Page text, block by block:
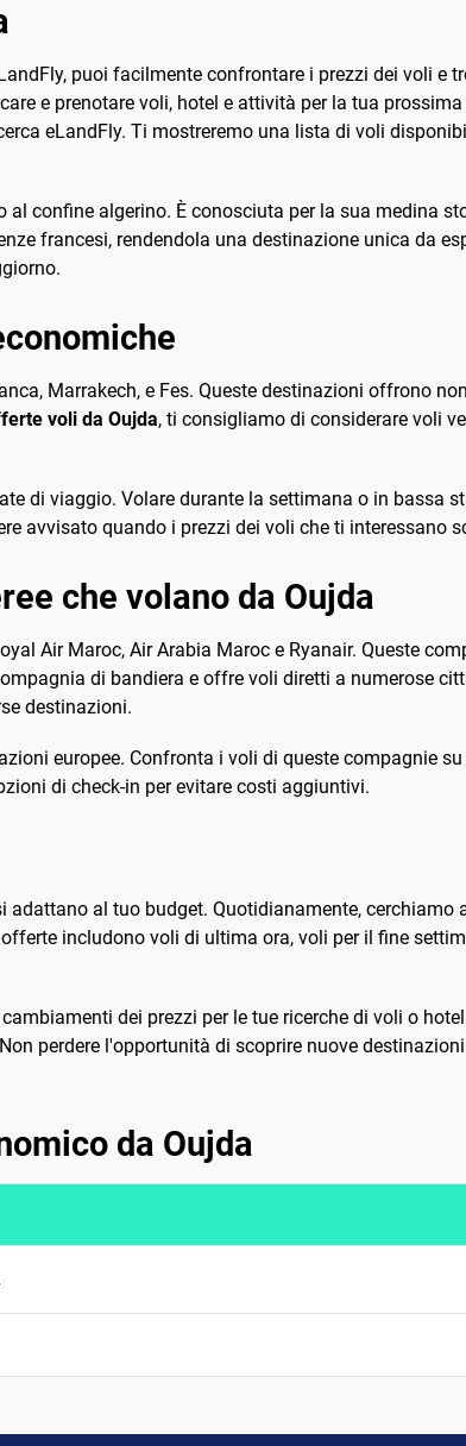
puoi facilmente confrontare i prezzi dei voli e
e prenotare voli, hotel e attività per la tua
eLandFly. Ti mostreremo una lista di voli
confine algerino. È conosciuta per la sua medina
francesi, rendendola una destinazione unica da
Marrakech, e Fes. Queste destinazioni offrono
voli da Oujda, ti consigliamo di considerare voli
di viaggio. Volare durante la settimana o in bassa
avvisato quando i prezzi dei voli che ti interessano
che volano da Oujda
Air Maroc, Air Arabia Maroc e Ryanair. Queste
di bandiera e offre voli diretti a numerose
destinazioni.
europee. Confronta i voli di queste compagnie
di check-in per evitare costi aggiuntivi.
adattano al tuo budget. Quotidianamente, cerchiamo
includono voli di ultima ora, voli per il fine
dei prezzi per le tue ricerche di voli o
perdere l'opportunità di scoprire nuove
da Oujda